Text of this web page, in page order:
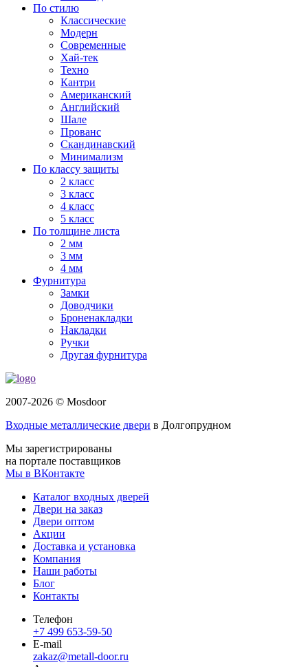
По стилю
Классические
Модерн
Современные
Хай-тек
Техно
Кантри
Американский
Английский
Шале
Прованс
Скандинавский
Минимализм
По классу защиты
2 класс
3 класс
4 класс
5 класс
По толщине листа
2 мм
3 мм
4 мм
Фурнитура
Замки
Доводчики
Броненакладки
Накладки
Ручки
Другая фурнитура
2007-2026 © Mosdoor
Входные металлические двери в Долгопрудном
Мы зарегистрированы
на портале поставщиков
Мы в ВКонтакте
Каталог входных дверей
Двери на заказ
Двери оптом
Акции
Доставка и установка
Компания
Наши работы
Блог
Контакты
Телефон
+7 499 653-59-50
E-mail
zakaz@metall-door.ru